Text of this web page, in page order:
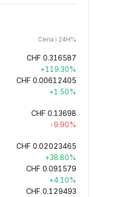
Cena i 24H%
CHF 0.316587
+119.30%
CHF 0.00612405
+1.50%
CHF 0.13698
-9.90%
CHF 0.02023465
+38.80%
CHF 0.091579
+4.10%
CHF 0.129493